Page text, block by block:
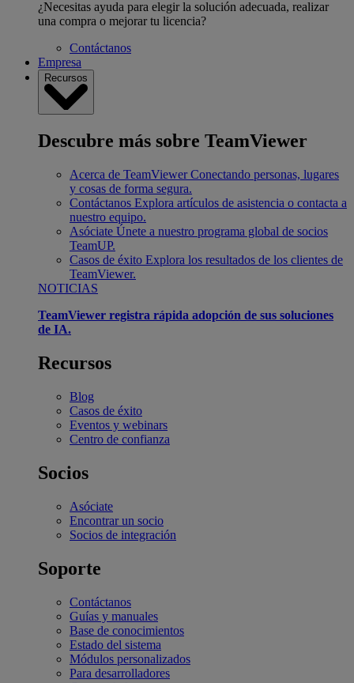
¿Necesitas ayuda para elegir la solución adecuada, realizar
una compra o mejorar tu licencia?
Contáctanos
Empresa
Recursos
Descubre más sobre TeamViewer
Acerca de TeamViewer Conectando personas, lugares
y cosas de forma segura.
Contáctanos Explora artículos de asistencia o contacta a
nuestro equipo.
Asóciate Únete a nuestro programa global de socios
TeamUP.
Casos de éxito Explora los resultados de los clientes de
TeamViewer.
NOTICIAS
TeamViewer registra rápida adopción de sus soluciones
de IA.
Recursos
Blog
Casos de éxito
Eventos y webinars
Centro de confianza
Socios
Asóciate
Encontrar un socio
Socios de integración
Soporte
Contáctanos
Guías y manuales
Base de conocimientos
Estado del sistema
Módulos personalizados
Para desarrolladores